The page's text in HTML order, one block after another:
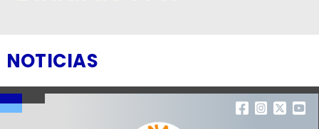
NOTICIAS